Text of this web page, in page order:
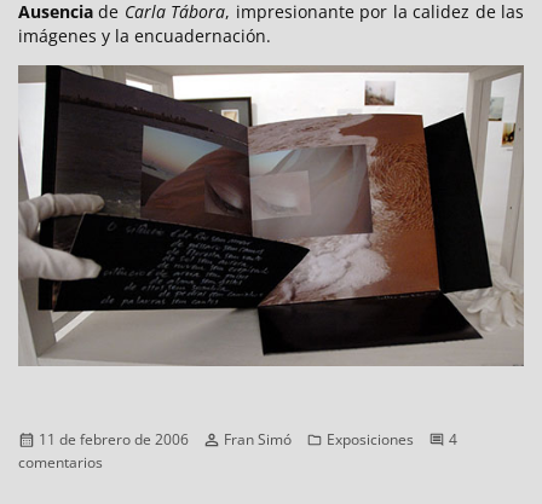
Ausencia de Carla Tábora, impresionante por la calidez de las
imágenes y la encuadernación.
Publicado
el
11 de febrero de 2006 Autor
Fran Simó Categorías
Exposiciones
4
comentarios